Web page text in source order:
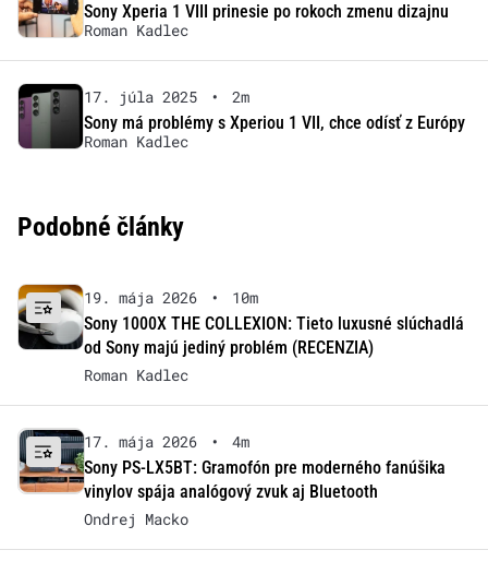
Sony Xperia 1 VIII prinesie po rokoch zmenu dizajnu
Roman Kadlec
17. júla 2025 •
2m
Sony má problémy s Xperiou 1 VII, chce odísť z Európy
Roman Kadlec
Podobné články
19. mája 2026 •
10m
Sony 1000X THE COLLEXION: Tieto luxusné slúchadlá
od Sony majú jediný problém (RECENZIA)
Roman Kadlec
17. mája 2026 •
4m
Sony PS-LX5BT: Gramofón pre moderného fanúšika
vinylov spája analógový zvuk aj Bluetooth
Ondrej Macko